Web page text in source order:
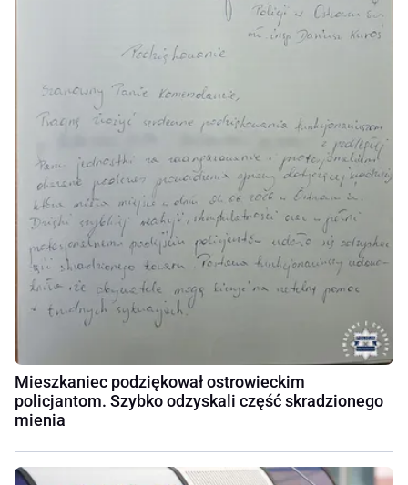
Mieszkaniec podziękował ostrowieckim
policjantom. Szybko odzyskali część skradzionego
mienia